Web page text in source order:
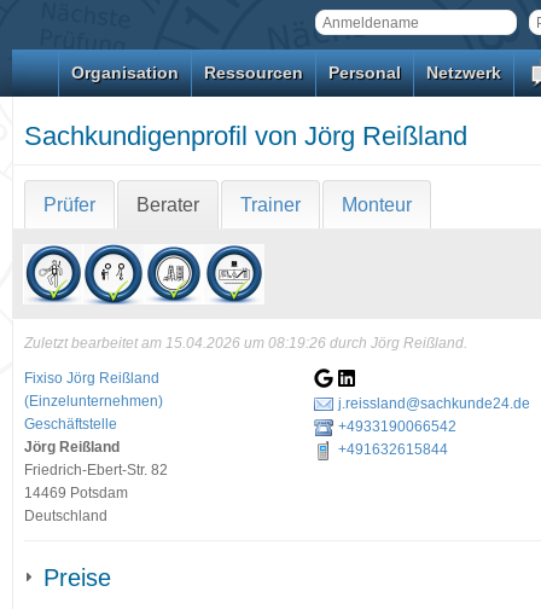
Organisation Ressourcen Personal Netzwerk
Sachkundigenprofil von Jörg Reißland
Prüfer Berater Trainer Monteur
Zuletzt bearbeitet am 15.04.2026 um 08:19:26 durch Jörg Reißland.
Fixiso Jörg Reißland
(Einzelunternehmen)
Geschäftstelle
Jörg Reißland
Friedrich-Ebert-Str. 82
14469 Potsdam
Deutschland
j.reissland@sachkunde24.de
+4933190066542
+491632615844
Preise